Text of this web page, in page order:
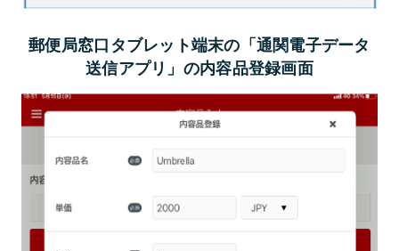
郵便局窓口タブレット端末の「通関電子データ
送信アプリ」の内容品登録画面